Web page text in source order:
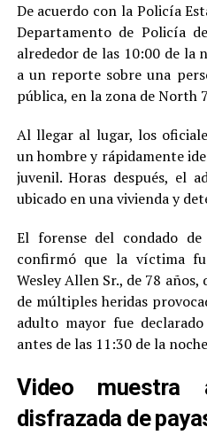
De acuerdo con la Policía
Departamento de Policía
alrededor de las 10:00 de la
a un reporte sobre una
pública, en la zona de North
Al llegar al lugar, los
un hombre y rápidamente
juvenil. Horas después, el
ubicado en una vivienda y
El forense del condado
confirmó que la víctima
Wesley Allen Sr., de 78
de múltiples heridas
adulto mayor fue
antes de las 11:30 de la
Video muestra
disfrazada de